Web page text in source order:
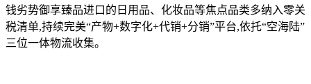
钱劣势御享臻品进口的日用品、化妆品等焦点品类多纳入零关
税清单,持续完美“产物+数字化+代销+分销”平台,依托“空海陆”
三位一体物流收集。